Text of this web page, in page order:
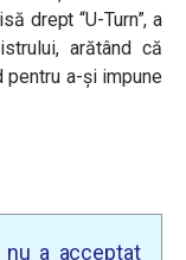
drept “U-Turn”, a
arătând că
a-și impune
a acceptat